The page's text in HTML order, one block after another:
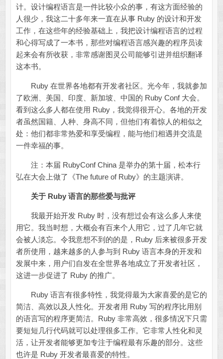
计。设计编程语言是一件比较小众的事，有这方面经验的
人很少，我这二十多年来一直在从事 Ruby 的设计和开发
工作，在这些年的经验基础上，我把设计编程语言的过程
和心得写成了一本书，那些对编程语言感兴趣的程序员读
起来会有所收获，非常感谢图灵公司能够引进并组织翻译
这本书。
Ruby 在世界各地都有开发者社区。光今年，我就参加
了欧洲、美国、印度、新加坡、中国的 Ruby Conf 大会。
看到这么多人都在使用 Ruby，我觉得很开心。各地的开发
者虽然国籍、人种、身高不同，但他们有着惊人的相似之
处：他们都非常热爱和享受编程，能与他们相遇并交流是
一件幸福的事。
注：本届 RubyConf China 是举办的第十届，松本行
弘在大会上做了《The future of Ruby》的主题演讲。
关于 Ruby 语言的那些爱与批评
我最开始开发 Ruby 时，没有想过会有这么多人来使
用它。我当时想，大概会有百来个人用它，过了几年它就
会被人淡忘。令我意想不到的的是，Ruby 后来被很多开发
者所使用，越来越多的人参与到 Ruby 语言本身的开发和
发展中来，用户们自发在全世界各地成立了开发者社区，
这进一步促进了 Ruby 的推广。
Ruby 语言有很多特性，我觉得最为大家喜爱的是它的
简洁、高效以及人性化。开发者用 Ruby 写的程序比用别
的语言写的程序更简洁。Ruby 非常高效，很多情况下只需
要短短几行代码就可以处理很多工作。它非常人性化和灵
活，让开发者能够更加专注于编程最有乐趣的部分。这些
也许是 Ruby 开发者最喜爱的特性。